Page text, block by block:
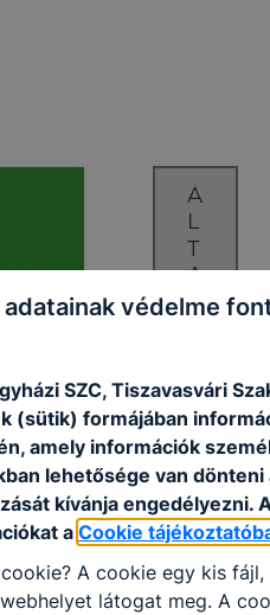
adatainak védelme
SZC, Tiszavasvári
(sütik) formájában
amely információk
lehetősége van
kívánja engedélyezni.
a Cookie
A cookie egy kis
látogat meg. A